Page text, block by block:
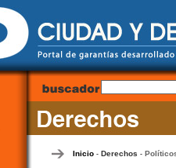
Inicio- Derechos -